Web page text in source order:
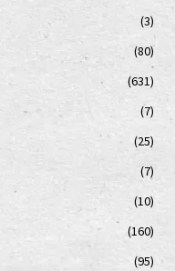
(3)
(80)
(631)
(7)
(25)
(7)
(10)
(160)
(95)